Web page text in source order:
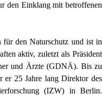
den Einklang mit betroffenen
für den Naturschutz und ist in
aktiv, zuletzt als Präsident
und Ärzte (GDNÄ). Bis zu
er 25 Jahre lang Direktor des
(IZW) in Berlin.